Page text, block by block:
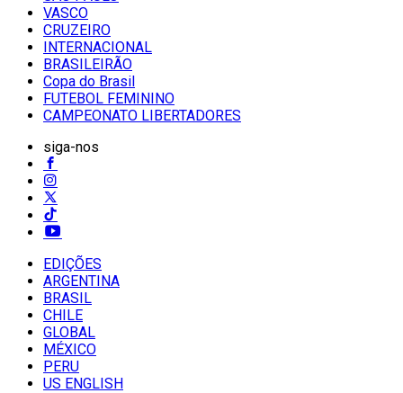
VASCO
CRUZEIRO
INTERNACIONAL
BRASILEIRÃO
Copa do Brasil
FUTEBOL FEMININO
CAMPEONATO LIBERTADORES
siga-nos
EDIÇÕES
ARGENTINA
BRASIL
CHILE
GLOBAL
MÉXICO
PERU
US ENGLISH